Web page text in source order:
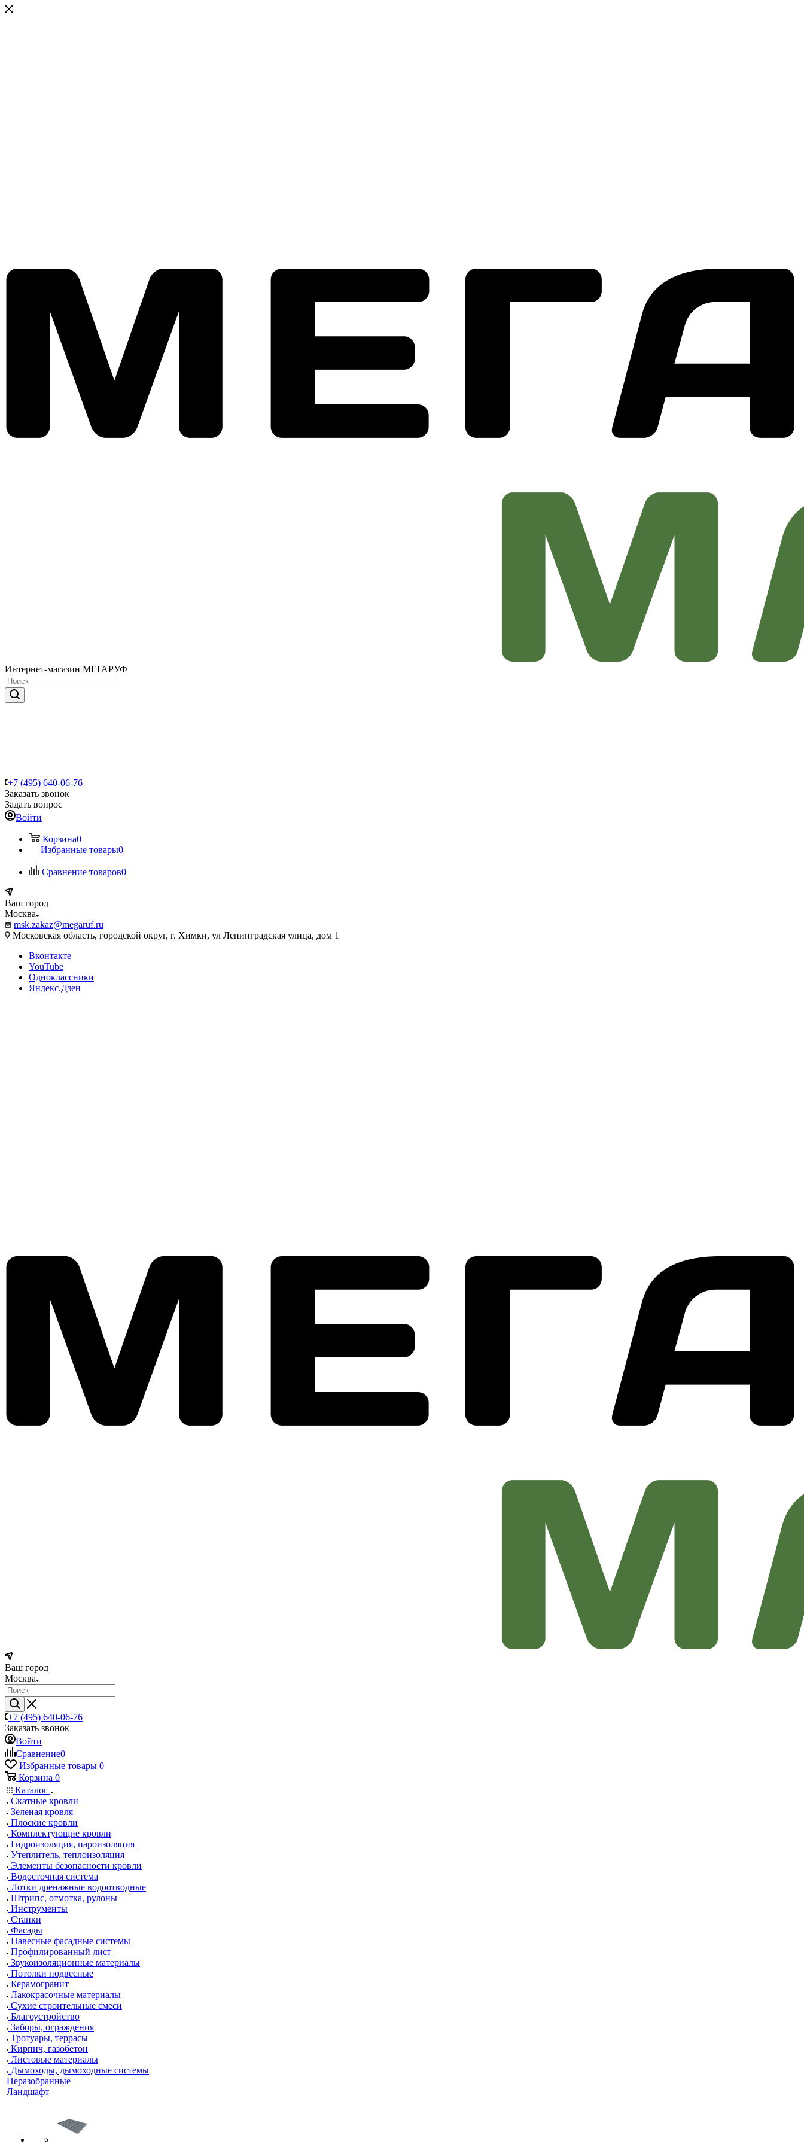
Интернет-магазин МЕГАРУФ
+7 (495) 640-06-76
Заказать звонок
Задать вопрос
Войти
Корзина0
Избранные товары0
Сравнение товаров0
Ваш город
Москва
msk.zakaz@megaruf.ru
Московская область, городской округ, г. Химки, ул Ленинградская улица, дом 1
Вконтакте
YouTube
Одноклассники
Яндекс.Дзен
Ваш город
Москва
+7 (495) 640-06-76
Заказать звонок
Войти
Сравнение0
Избранные товары 0
Корзина 0
Каталог
Скатные кровли
Зеленая кровля
Плоские кровли
Комплектующие кровли
Гидроизоляция, пароизоляция
Утеплитель, теплоизоляция
Элементы безопасности кровли
Водосточная система
Лотки дренажные водоотводные
Штрипс, отмотка, рулоны
Инструменты
Станки
Фасады
Навесные фасадные системы
Профилированный лист
Звукоизоляционные материалы
Потолки подвесные
Керамогранит
Лакокрасочные материалы
Сухие строительные смеси
Благоустройство
Заборы, ограждения
Тротуары, террасы
Кирпич, газобетон
Листовые материалы
Дымоходы, дымоходные системы
Неразобранные
Ландшафт